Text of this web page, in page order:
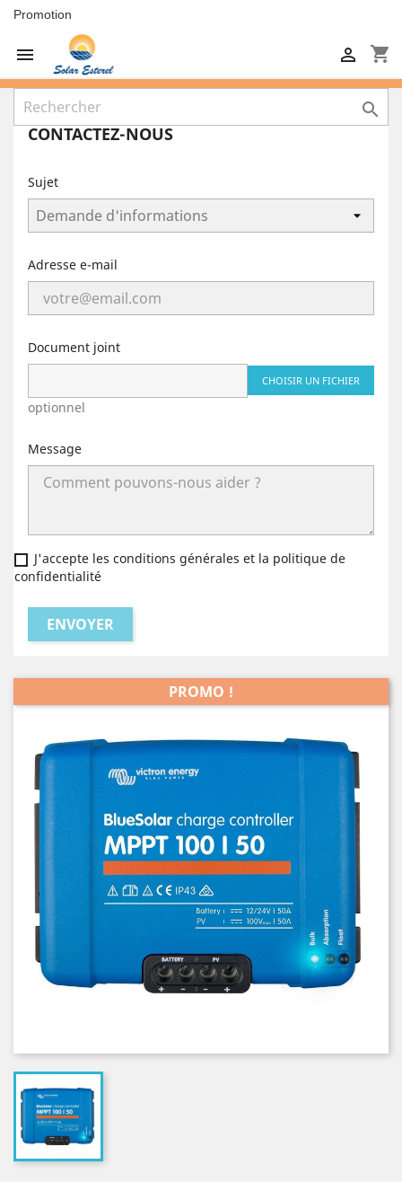
Promotion
 shopping_cart


CONTACTEZ-NOUS
Sujet
Adresse e-mail
Document joint
CHOISIR UN FICHIER
optionnel
Message
J'accepte les conditions générales et la politique de
confidentialité
PROMO !